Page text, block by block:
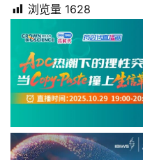
浏览量 1628